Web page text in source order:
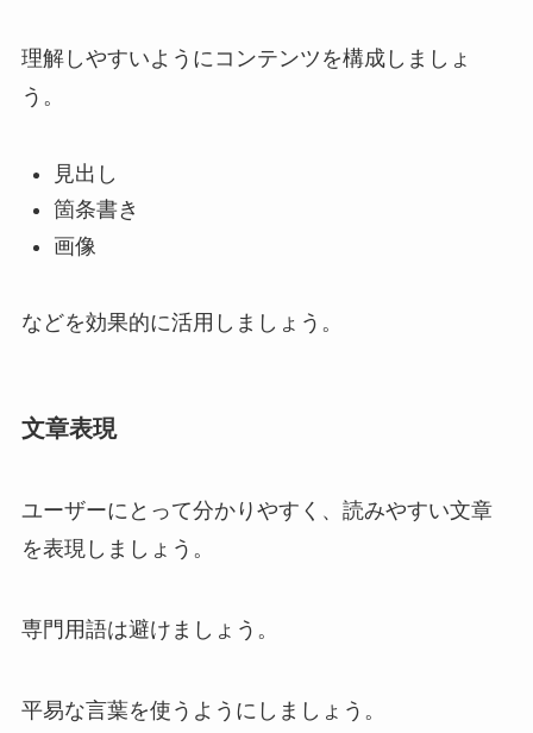
理解しやすいようにコンテンツを構成しましょ
う。
見出し
箇条書き
画像
などを効果的に活用しましょう。
文章表現
ユーザーにとって分かりやすく、読みやすい文章
を表現しましょう。
専門用語は避けましょう。
平易な言葉を使うようにしましょう。